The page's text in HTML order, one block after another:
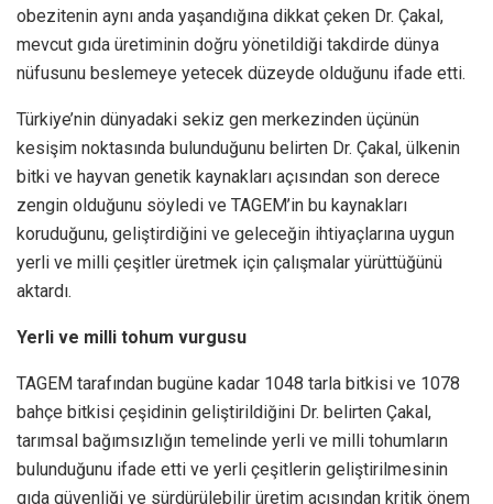
obezitenin aynı anda yaşandığına dikkat çeken Dr. Çakal,
mevcut gıda üretiminin doğru yönetildiği takdirde dünya
nüfusunu beslemeye yetecek düzeyde olduğunu ifade etti.
Türkiye’nin dünyadaki sekiz gen merkezinden üçünün
kesişim noktasında bulunduğunu belirten Dr. Çakal, ülkenin
bitki ve hayvan genetik kaynakları açısından son derece
zengin olduğunu söyledi ve TAGEM’in bu kaynakları
koruduğunu, geliştirdiğini ve geleceğin ihtiyaçlarına uygun
yerli ve milli çeşitler üretmek için çalışmalar yürüttüğünü
aktardı.
Yerli ve milli tohum vurgusu
TAGEM tarafından bugüne kadar 1048 tarla bitkisi ve 1078
bahçe bitkisi çeşidinin geliştirildiğini Dr. belirten Çakal,
tarımsal bağımsızlığın temelinde yerli ve milli tohumların
bulunduğunu ifade etti ve yerli çeşitlerin geliştirilmesinin
gıda güvenliği ve sürdürülebilir üretim açısından kritik önem